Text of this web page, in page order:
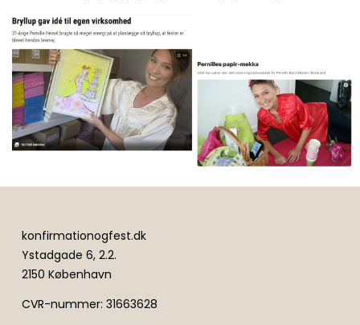
konfirmationogfest.dk
Ystadgade 6, 2.2.
2150 København
CVR-nummer: 31663628